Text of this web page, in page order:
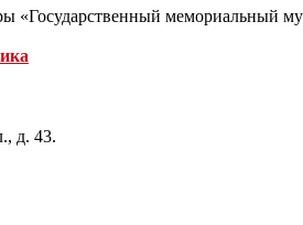
«Государственный мемориальный
д. 43.